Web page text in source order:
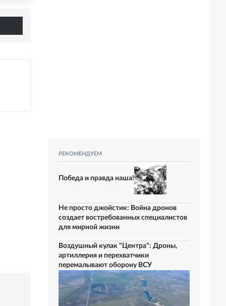
РЕКОМЕНДУЕМ
Победа и правда наша!
Не просто джойстик: Война дронов
создает востребованных специалистов
для мирной жизни
Воздушный кулак "Центра": Дроны,
артиллерия и перехватчики
перемалывают оборону ВСУ